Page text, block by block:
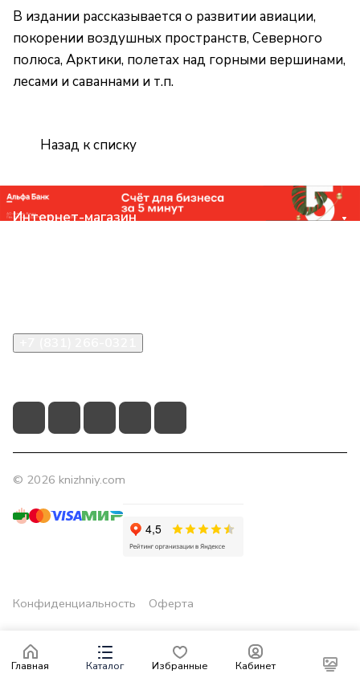
В издании рассказывается о развитии авиации,
покорении воздушных пространств, Северного
полюса, Арктики, полетах над горными вершинами,
лесами и саваннами и т.п.
Назад к списку
Интернет-магазин
© 2026 knizhniy.com
Конфиденциальность Оферта
Главная Каталог Избранные Кабинет